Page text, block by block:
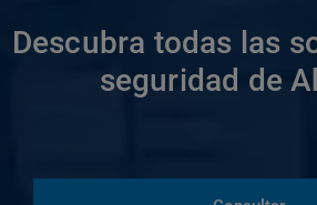
Descubra todas las
seguridad de